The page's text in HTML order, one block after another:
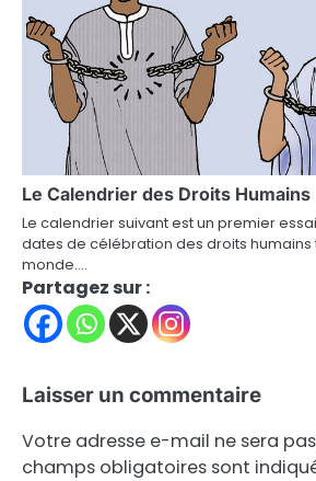
Le Calendrier des Droits Humains
Le calendrier suivant est un premier
dates de célébration des droits humains
monde.…
Partagez sur :
Laisser un commentaire
Votre adresse e-mail ne sera
champs obligatoires sont